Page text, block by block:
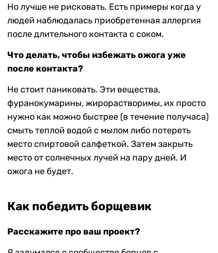
Но лучше не рисковать. Есть примеры когда у
людей наблюдалась приобретенная аллергия
после длительного контакта с соком.
Что делать, чтобы избежать ожога уже
после контакта?
Не стоит паниковать. Эти вещества,
фуранокумарины, жирорастворимы, их просто
нужно как можно быстрее (в течение получаса)
смыть теплой водой с мылом либо потереть
место спиртовой салфеткой. Затем закрыть
место от солнечных лучей на пару дней. И
ожога не будет.
Как победить борщевик
Расскажите про ваш проект?